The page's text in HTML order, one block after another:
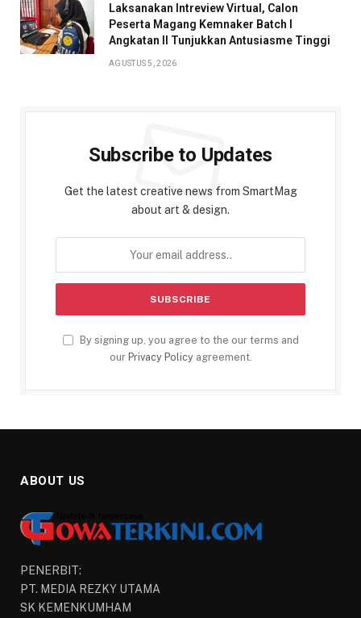
Laksanakan Intreview Virtual, Calon
Peserta Magang Kemnaker Batch I
Angkatan II Tunjukkan Antusiasme Tinggi
AGUSTUS 5, 2026
Subscribe to Updates
Get the latest creative news from SmartMag
about art & design.
By signing up, you agree to the our terms and
our Privacy Policyagreement.
ABOUT US
PENERBIT:
PT. MEDIA REZKY UTAMA
SK KEMENKUMHAM